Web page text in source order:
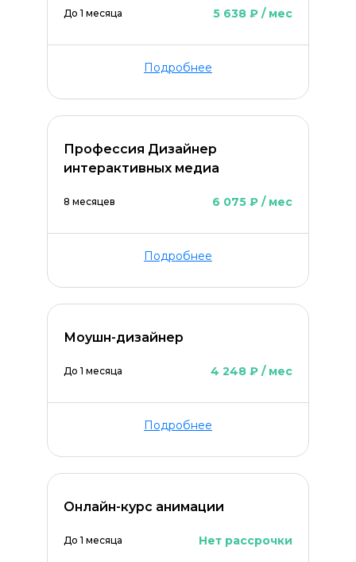
До 1 месяца 5 638 ₽ / мес
Подробнее
Профессия Дизайнер
интерактивных медиа
8 месяцев 6 075 ₽ / мес
Подробнее
Моушн-дизайнер
До 1 месяца 4 248 ₽ / мес
Подробнее
Онлайн-курс анимации
До 1 месяца Нет рассрочки